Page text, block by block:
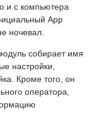
и с компьютера
App
ночевал.
собирает имя
настройки,
Кроме того, он
оператора,